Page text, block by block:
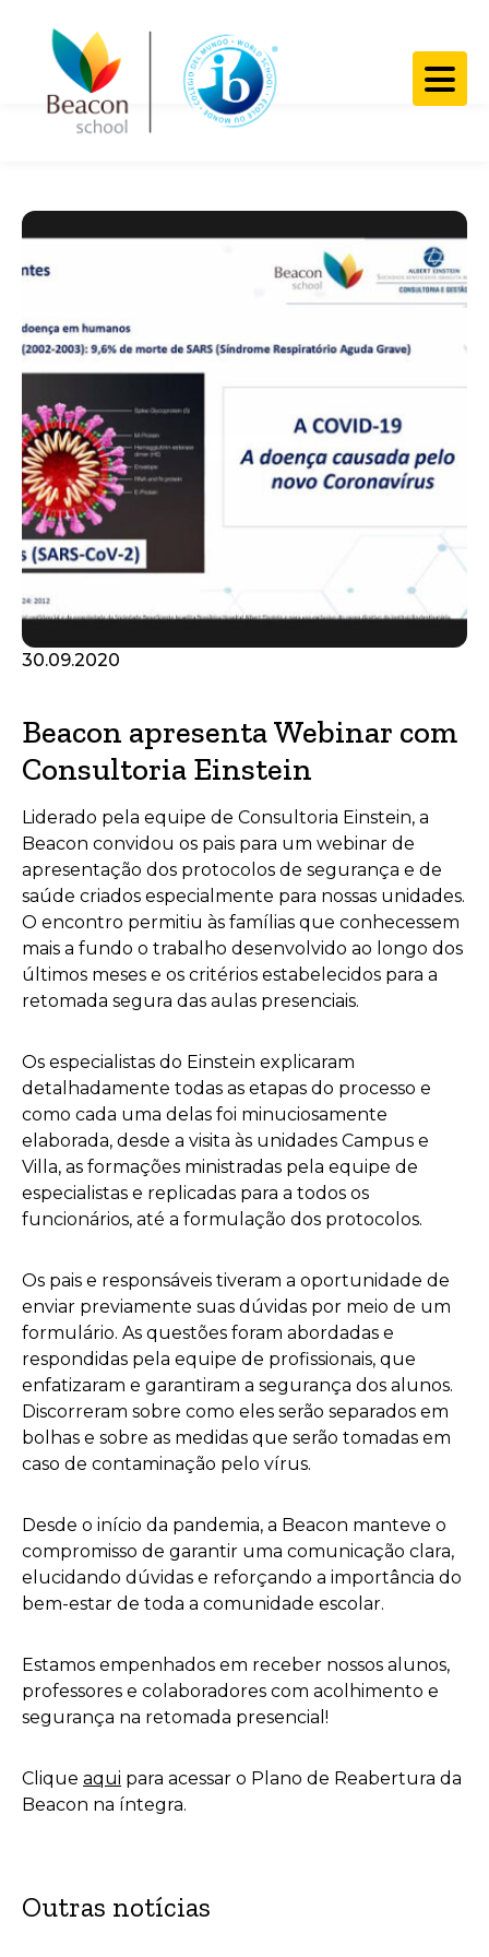
30.09.2020
Beacon apresenta Webinar com
Consultoria Einstein
Liderado pela equipe de Consultoria Einstein, a
Beacon convidou os pais para um webinar de
apresentação dos protocolos de segurança e de
saúde criados especialmente para nossas unidades.
O encontro permitiu às famílias que conhecessem
mais a fundo o trabalho desenvolvido ao longo dos
últimos meses e os critérios estabelecidos para a
retomada segura das aulas presenciais.
Os especialistas do Einstein explicaram
detalhadamente todas as etapas do processo e
como cada uma delas foi minuciosamente
elaborada, desde a visita às unidades Campus e
Villa, as formações ministradas pela equipe de
especialistas e replicadas para a todos os
funcionários, até a formulação dos protocolos.
Os pais e responsáveis tiveram a oportunidade de
enviar previamente suas dúvidas por meio de um
formulário. As questões foram abordadas e
respondidas pela equipe de profissionais, que
enfatizaram e garantiram a segurança dos alunos.
Discorreram sobre como eles serão separados em
bolhas e sobre as medidas que serão tomadas em
caso de contaminação pelo vírus.
Desde o início da pandemia, a Beacon manteve o
compromisso de garantir uma comunicação clara,
elucidando dúvidas e reforçando a importância do
bem-estar de toda a comunidade escolar.
Estamos empenhados em receber nossos alunos,
professores e colaboradores com acolhimento e
segurança na retomada presencial!
Clique aqui para acessar o Plano de Reabertura da
Beacon na íntegra.
Outras notícias